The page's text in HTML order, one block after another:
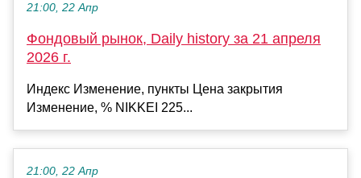
21:00, 22 Апр
Фондовый рынок, Daily history за 21 апреля
2026 г.
Индекс Изменение, пункты Цена закрытия
Изменение, % NIKKEI 225...
21:00, 22 Апр